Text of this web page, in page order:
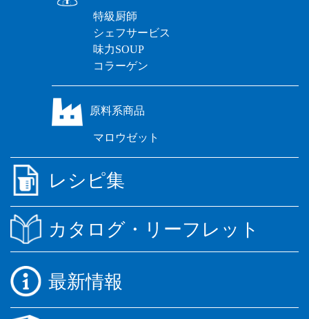
特級厨師
シェフサービス
味力SOUP
コラーゲン
原料系商品
マロウゼット
レシピ集
カタログ・リーフレット
最新情報